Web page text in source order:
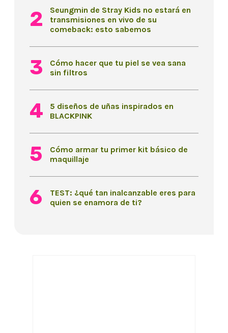
Seungmin de Stray Kids no estará en
transmisiones en vivo de su
comeback: esto sabemos
Cómo hacer que tu piel se vea sana
sin filtros
5 diseños de uñas inspirados en
BLACKPINK
Cómo armar tu primer kit básico de
maquillaje
TEST: ¿qué tan inalcanzable eres para
quien se enamora de ti?